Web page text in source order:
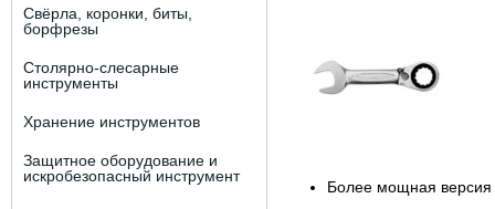
Свёрла, коронки, биты,
борфрезы
Столярно-слесарные
инструменты
Хранение инструментов
Защитное оборудование и
искробезопасный инструмент
Более мощная